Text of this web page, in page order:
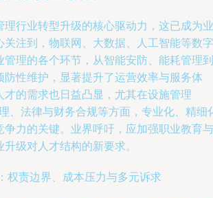
理行业转型升级的核心驱动力，这已成为业
关注到，物联网、大数据、人工智能等数字
管理的各个环节，从智能安防、能耗管理到
防性维护，显著提升了运营效率与服务体
才的需求也日益凸显，尤其在设施管理
、法律与财务合规等方面，专业化、精细
争力的关键。业界呼吁，应加强职业教育与
级对人才结构的新要求。
权责边界、成本压力与多元诉求